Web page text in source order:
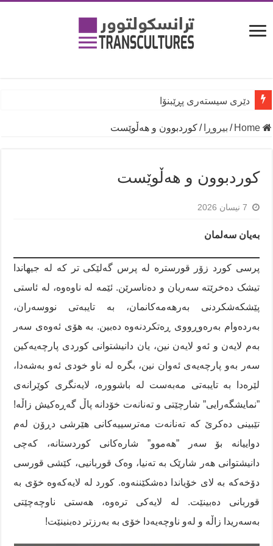
دێری سیستەری پڕێبنۆا
Home
/ بیروڕا /کوردبوون و هەڵوێست
کوردبوون و هەڵوێست
7 نیسان 2026
بەیان سەلمان
پرسی کورد زۆر قورسترە لە پرس گەلێکی تر کە لە جیهاندا
تیشک دەخرێتە سەریان و دەناسرێن. ئێمە لە ناوەوە، لە ئاستی
پێشکەشکردنی بەرهەمەکانمان، بە تایبەتی نووسەران،
بەردەوام بەرەوڕووی ڕەتکردنەوە دەبین. بە هۆی ئەوەی سەر
بەم لایەن و ئەو لایەن نین، یان دانیشتوانی کوردی پارچەیەکین
سەر بەو پارچەیەی ئەوان نین، بگرە لە ناو خودی ئەو بەشەدا،
لێرەدا بە تایبەتی مەبەست لە باشوورە، لایەنگری کوێرانەی
”نمایشگەرایی” شارچێتی و تەنانەت خۆدانە پاڵ گەڕەکیش زاڵە!
تێبینی دەکرێ کە تەنانەت مەترسییەکانی هێرشی دڕۆن لەم
دواییانە بۆ سەر ”هەموو” شارەکانی کوردستانە، کەچی
دانیشتوانی هەر شارێک بە تەنیا، وەک قوربانیی، کێشی قورسی
دۆخەکە بە لای خۆیاندا دەشکێننەوە. کورد لە لایەکەوە خۆی بە
قوربانی دەبینێت. لە لایەکی ترەوە، هەستی ناوچەچێتی
بەسەریدا زاڵە و لەو ناوچەیەدا خۆی بە بەرزتر دەبنینێت!